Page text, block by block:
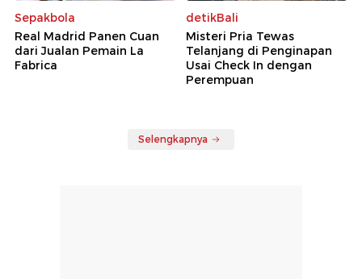
Sepakbola
Real Madrid Panen Cuan
dari Jualan Pemain La
Fabrica
detikBali
Misteri Pria Tewas
Telanjang di Penginapan
Usai Check In dengan
Perempuan
Selengkapnya